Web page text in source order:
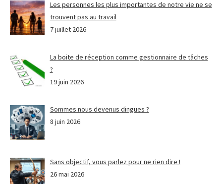
Les personnes les plus importantes de notre vie ne se
trouvent pas au travail
7 juillet 2026
La boite de réception comme gestionnaire de tâches
?
19 juin 2026
Sommes nous devenus dingues ?
8 juin 2026
Sans objectif, vous parlez pour ne rien dire !
26 mai 2026